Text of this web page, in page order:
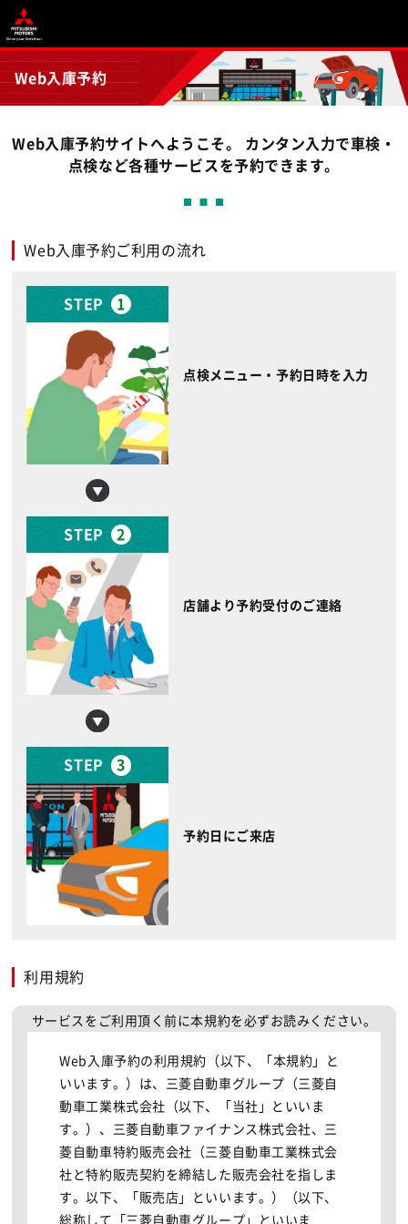
Web入庫予約
Web入庫予約サイトへようこそ。 カンタン入力で車検・
点検など各種サービスを予約できます。
Web入庫予約ご利用の流れ
STEP 1
点検メニュー・予約日時を入力
STEP 2
店舗より予約受付のご連絡
STEP 3
予約日にご来店
利用規約
サービスをご利用頂く前に本規約を必ずお読みください。
Web入庫予約の利用規約（以下、「本規約」と
いいます。）は、三菱自動車グループ（三菱自
動車工業株式会社（以下、「当社」といいま
す。）、三菱自動車ファイナンス株式会社、三
菱自動車特約販売会社（三菱自動車工業株式会
社と特約販売契約を締結した販売会社を指しま
す。以下、「販売店」といいます。）（以下、
総称して「三菱自動車グループ」といいま